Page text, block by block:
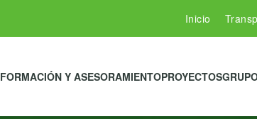
Inicio
FORMACIÓN Y ASESORAMIENTOPROYECTOS